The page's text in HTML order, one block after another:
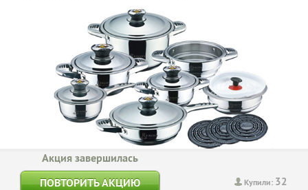
Купили: 32
Акция завершилась
ПОВТОРИТЬ АКЦИЮ